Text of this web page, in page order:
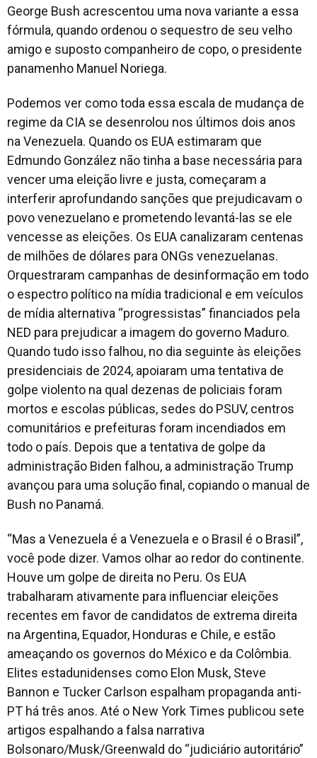
George Bush acrescentou uma nova variante a essa
fórmula, quando ordenou o sequestro de seu velho
amigo e suposto companheiro de copo, o presidente
panamenho Manuel Noriega.
Podemos ver como toda essa escala de mudança de
regime da CIA se desenrolou nos últimos dois anos
na Venezuela. Quando os EUA estimaram que
Edmundo González não tinha a base necessária para
vencer uma eleição livre e justa, começaram a
interferir aprofundando sanções que prejudicavam o
povo venezuelano e prometendo levantá-las se ele
vencesse as eleições. Os EUA canalizaram centenas
de milhões de dólares para ONGs venezuelanas.
Orquestraram campanhas de desinformação em todo
o espectro político na mídia tradicional e em veículos
de mídia alternativa “progressistas” financiados pela
NED para prejudicar a imagem do governo Maduro.
Quando tudo isso falhou, no dia seguinte às eleições
presidenciais de 2024, apoiaram uma tentativa de
golpe violento na qual dezenas de policiais foram
mortos e escolas públicas, sedes do PSUV, centros
comunitários e prefeituras foram incendiados em
todo o país. Depois que a tentativa de golpe da
administração Biden falhou, a administração Trump
avançou para uma solução final, copiando o manual de
Bush no Panamá.
“Mas a Venezuela é a Venezuela e o Brasil é o Brasil”,
você pode dizer. Vamos olhar ao redor do continente.
Houve um golpe de direita no Peru. Os EUA
trabalharam ativamente para influenciar eleições
recentes em favor de candidatos de extrema direita
na Argentina, Equador, Honduras e Chile, e estão
ameaçando os governos do México e da Colômbia.
Elites estadunidenses como Elon Musk, Steve
Bannon e Tucker Carlson espalham propaganda anti-
PT há três anos. Até o New York Times publicou sete
artigos espalhando a falsa narrativa
Bolsonaro/Musk/Greenwald do “judiciário autoritário”